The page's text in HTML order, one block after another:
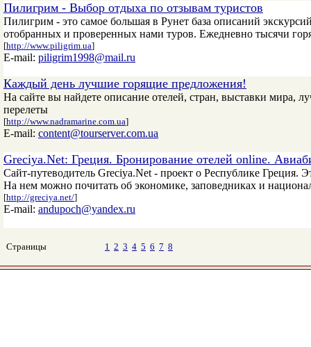
Пилигрим - Выбор отдыха по отзывам туристов
Пилигрим - это самое большая в Рунет база описаний
отобранных и проверенных нами туров. Ежедневно тысячи
[http://www.piligrim.ua]
E-mail: piligrim1998@mail.ru
Каждый день лучшие горящие предложения!
На сайте вы найдете описание отелей, стран, выставки мира,
перелеты
[http://www.nadramarine.com.ua]
E-mail: content@tourserver.com.ua
Greciya.Net: Греция. Бронирование отелей online.
Сайт-путеводитель Greciya.Net - проект о Республике Греция.
На нем можно почитать об экономике, заповедниках и
[http://greciya.net/]
E-mail: andupoch@yandex.ru
Страницы 1 2 3 4 5 6 7 8